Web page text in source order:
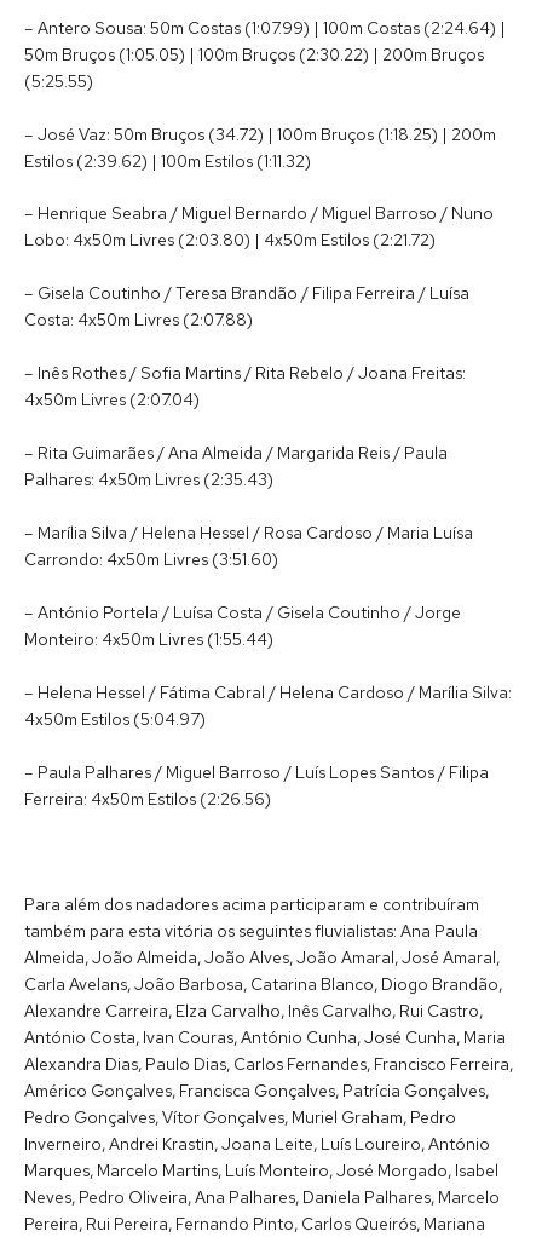
– Antero Sousa: 50m Costas (1:07.99) | 100m Costas (2:24.64) |
50m Bruços (1:05.05) | 100m Bruços (2:30.22) | 200m Bruços
(5:25.55)
– José Vaz: 50m Bruços (34.72) | 100m Bruços (1:18.25) | 200m
Estilos (2:39.62) | 100m Estilos (1:11.32)
– Henrique Seabra / Miguel Bernardo / Miguel Barroso / Nuno
Lobo: 4x50m Livres (2:03.80) | 4x50m Estilos (2:21.72)
– Gisela Coutinho / Teresa Brandão / Filipa Ferreira / Luísa
Costa: 4x50m Livres (2:07.88)
– Inês Rothes / Sofia Martins / Rita Rebelo / Joana Freitas:
4x50m Livres (2:07.04)
– Rita Guimarães / Ana Almeida / Margarida Reis / Paula
Palhares: 4x50m Livres (2:35.43)
– Marília Silva / Helena Hessel / Rosa Cardoso / Maria Luísa
Carrondo: 4x50m Livres (3:51.60)
– António Portela / Luísa Costa / Gisela Coutinho / Jorge
Monteiro: 4x50m Livres (1:55.44)
– Helena Hessel / Fátima Cabral / Helena Cardoso / Marília Silva:
4x50m Estilos (5:04.97)
– Paula Palhares / Miguel Barroso / Luís Lopes Santos / Filipa
Ferreira: 4x50m Estilos (2:26.56)
Para além dos nadadores acima participaram e contribuíram
também para esta vitória os seguintes fluvialistas: Ana Paula
Almeida, João Almeida, João Alves, João Amaral, José Amaral,
Carla Avelans, João Barbosa, Catarina Blanco, Diogo Brandão,
Alexandre Carreira, Elza Carvalho, Inês Carvalho, Rui Castro,
António Costa, Ivan Couras, António Cunha, José Cunha, Maria
Alexandra Dias, Paulo Dias, Carlos Fernandes, Francisco Ferreira,
Américo Gonçalves, Francisca Gonçalves, Patrícia Gonçalves,
Pedro Gonçalves, Vítor Gonçalves, Muriel Graham, Pedro
Inverneiro, Andrei Krastin, Joana Leite, Luís Loureiro, António
Marques, Marcelo Martins, Luís Monteiro, José Morgado, Isabel
Neves, Pedro Oliveira, Ana Palhares, Daniela Palhares, Marcelo
Pereira, Rui Pereira, Fernando Pinto, Carlos Queirós, Mariana